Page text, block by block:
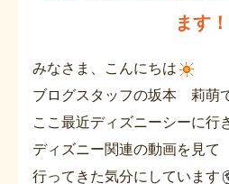
ます！
みなさま、こんにちは
ブログスタッフの坂本 莉萌
ここ最近ディズニーシーに行
ディズニー関連の動画を見て
行ってきた気分にしています